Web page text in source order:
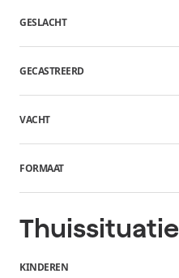
GESLACHT
GECASTREERD
VACHT
FORMAAT
Thuissituatie
KINDEREN